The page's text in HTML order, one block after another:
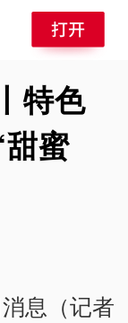
特色
蜜
息（记者